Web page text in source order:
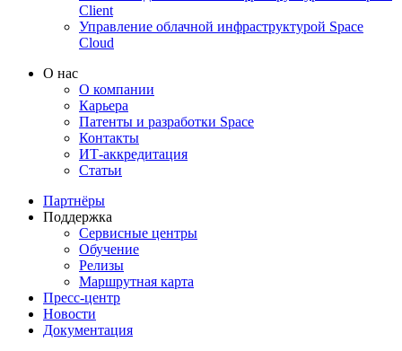
Client
Управление облачной инфраструктурой Space
Cloud
О нас
О компании
Карьера
Патенты и разработки Space
Контакты
ИТ-аккредитация
Статьи
Партнёры
Поддержка
Сервисные центры
Обучение
Релизы
Маршрутная карта
Пресс-центр
Новости
Документация